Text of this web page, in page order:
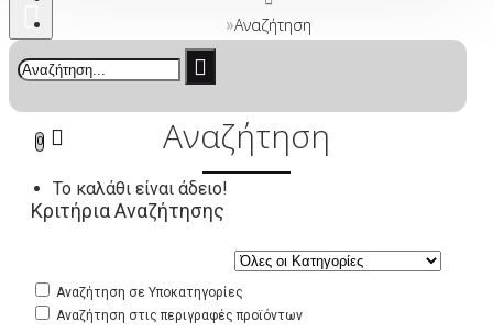
0
Το καλάθι είναι άδειο!
Αναζήτηση
Αναζήτηση
Κριτήρια Αναζήτησης
Αναζήτηση σε Υποκατηγορίες
Αναζήτηση στις περιγραφές προϊόντων